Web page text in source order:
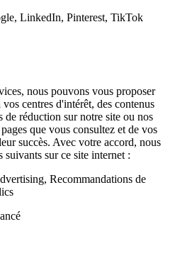
LinkedIn, Pinterest, TikTok
nous pouvons vous proposer
centres d'intérêt, des contenus
de réduction sur notre site ou nos
que vous consultez et de vos
succès. Avec votre accord, nous
suivants sur ce site internet :
Recommandations de